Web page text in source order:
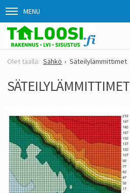
MENU
Sähkö Säteilylämmittimet
SÄTEILYLÄMMITTIMET